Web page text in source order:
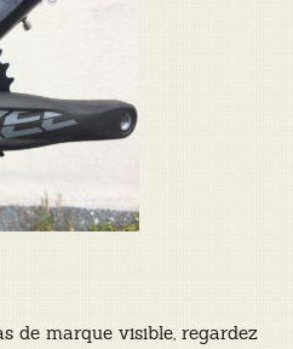
de marque visible, regardez